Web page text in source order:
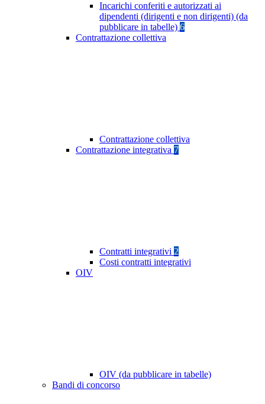
Incarichi conferiti e autorizzati ai
dipendenti (dirigenti e non dirigenti) (da
pubblicare in tabelle) 6
Contrattazione collettiva
Contrattazione collettiva
Contrattazione integrativa 7
Contratti integrativi 2
Costi contratti integrativi
OIV
OIV (da pubblicare in tabelle)
Bandi di concorso